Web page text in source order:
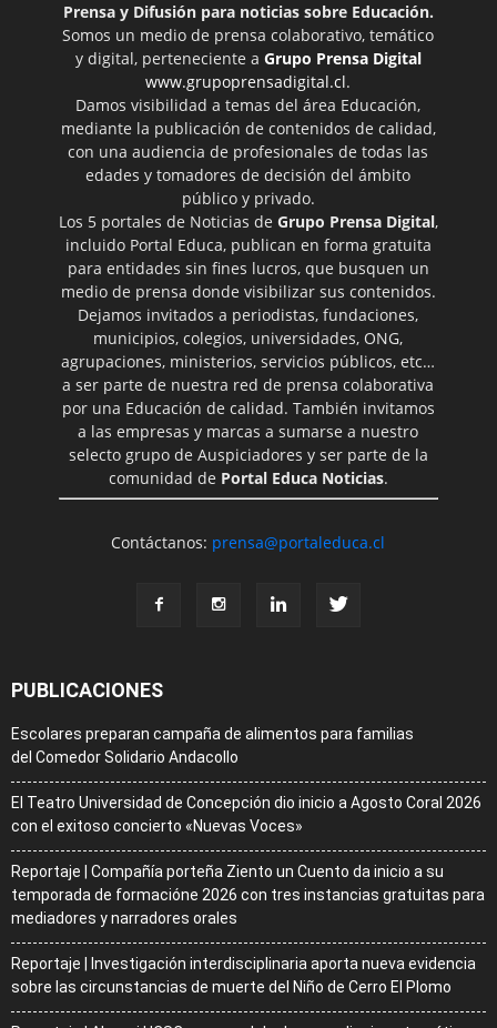
Prensa y Difusión para noticias sobre Educación.
Somos un medio de prensa colaborativo, temático
y digital, perteneciente a Grupo Prensa Digital
www.grupoprensadigital.cl.
Damos visibilidad a temas del área Educación,
mediante la publicación de contenidos de calidad,
con una audiencia de profesionales de todas las
edades y tomadores de decisión del ámbito
público y privado.
Los 5 portales de Noticias de Grupo Prensa Digital,
incluido Portal Educa, publican en forma gratuita
para entidades sin fines lucros, que busquen un
medio de prensa donde visibilizar sus contenidos.
Dejamos invitados a periodistas, fundaciones,
municipios, colegios, universidades, ONG,
agrupaciones, ministerios, servicios públicos, etc…
a ser parte de nuestra red de prensa colaborativa
por una Educación de calidad. También invitamos
a las empresas y marcas a sumarse a nuestro
selecto grupo de Auspiciadores y ser parte de la
comunidad de Portal Educa Noticias.
Contáctanos: prensa@portaleduca.cl
PUBLICACIONES
Escolares preparan campaña de alimentos para familias
del Comedor Solidario Andacollo
El Teatro Universidad de Concepción dio inicio a Agosto Coral 2026
con el exitoso concierto «Nuevas Voces»
Reportaje | Compañía porteña Ziento un Cuento da inicio a su
temporada de formacióne 2026 con tres instancias gratuitas para
mediadores y narradores orales
Reportaje | Investigación interdisciplinaria aporta nueva evidencia
sobre las circunstancias de muerte del Niño de Cerro El Plomo